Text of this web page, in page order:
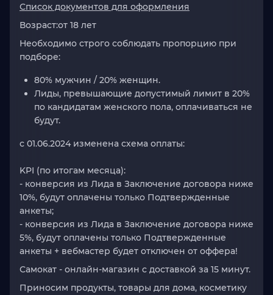
Список документов для оформления
Возраст:от 18 лет
Необходимо строго соблюдать пропорцию при
подборе:
80% мужчин / 20% женщин.
Лиды, превышающие допустимый лимит в 20%
по кандидатам женского пола, оплачиваться не
будут.
с 01.06.2024 изменена схема оплаты:
KPI (по итогам месяца):
- конверсия из Лида в Заключение договора ниже
10%, будут оплачены только Подтвержденные
анкеты;
- конверсия из Лида в Заключение договора ниже
5%, будут оплачены только Подтвержденные
анкеты + вебмастер будет отключен от оффера!
Самокат - онлайн‑магазин с доставкой за 15 минут.
Приносим продукты, товары для дома, косметику